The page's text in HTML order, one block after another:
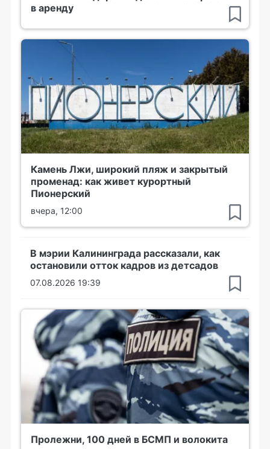
в аренду
Камень Лжи, широкий пляж и закрытый
променад: как живет курортный
Пионерский
вчера, 12:00
В мэрии Калининграда рассказали, как
остановили отток кадров из детсадов
07.08.2026 19:39
Пролежни, 100 дней в БСМП и волокита